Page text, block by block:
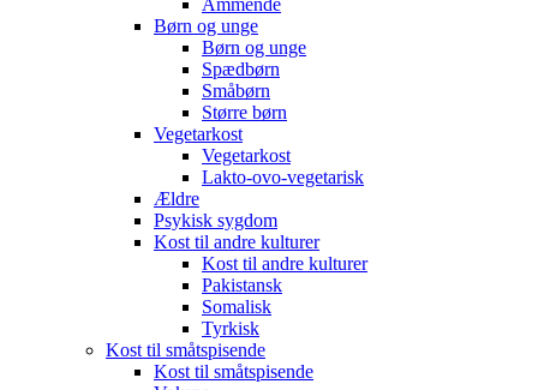
Ammende
Børn og unge
Børn og unge
Spædbørn
Småbørn
Større børn
Vegetarkost
Vegetarkost
Lakto-ovo-vegetarisk
Ældre
Psykisk sygdom
Kost til andre kulturer
Kost til andre kulturer
Pakistansk
Somalisk
Tyrkisk
Kost til småtspisende
Kost til småtspisende